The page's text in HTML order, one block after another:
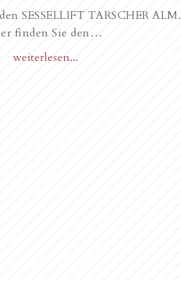
SESSELLIFT TARSCHER ALM.
finden Sie den…
weiterlesen...